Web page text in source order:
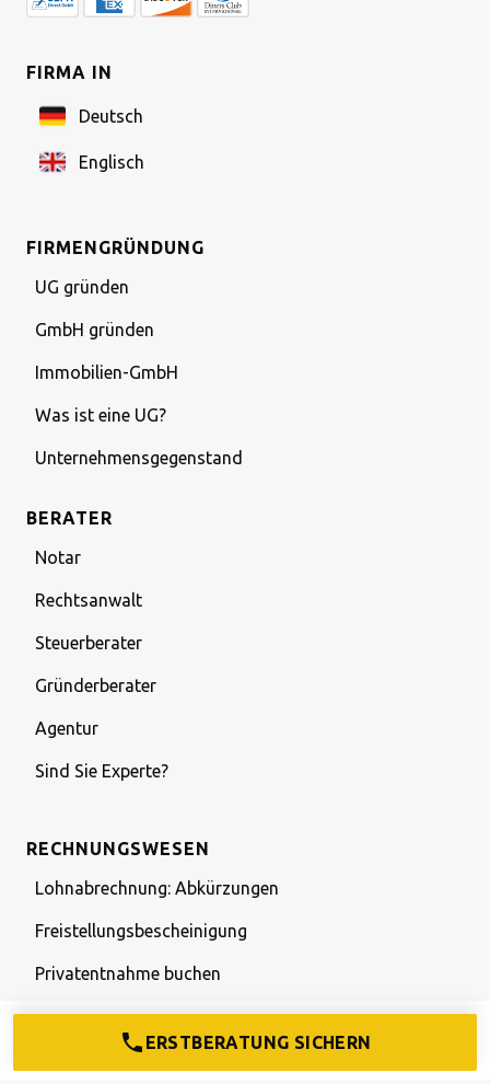
FIRMA IN
Deutsch
Englisch
FIRMENGRÜNDUNG
UG gründen
GmbH gründen
Immobilien-GmbH
Was ist eine UG?
Unternehmensgegenstand
BERATER
Notar
Rechtsanwalt
Steuerberater
Gründerberater
Agentur
Sind Sie Experte?
RECHNUNGSWESEN
Lohnabrechnung: Abkürzungen
Freistellungsbescheinigung
Privatentnahme buchen
Rechnungswesen: Abkürzungen
Kleinunternehmerregelung
ERSTBERATUNG SICHERN